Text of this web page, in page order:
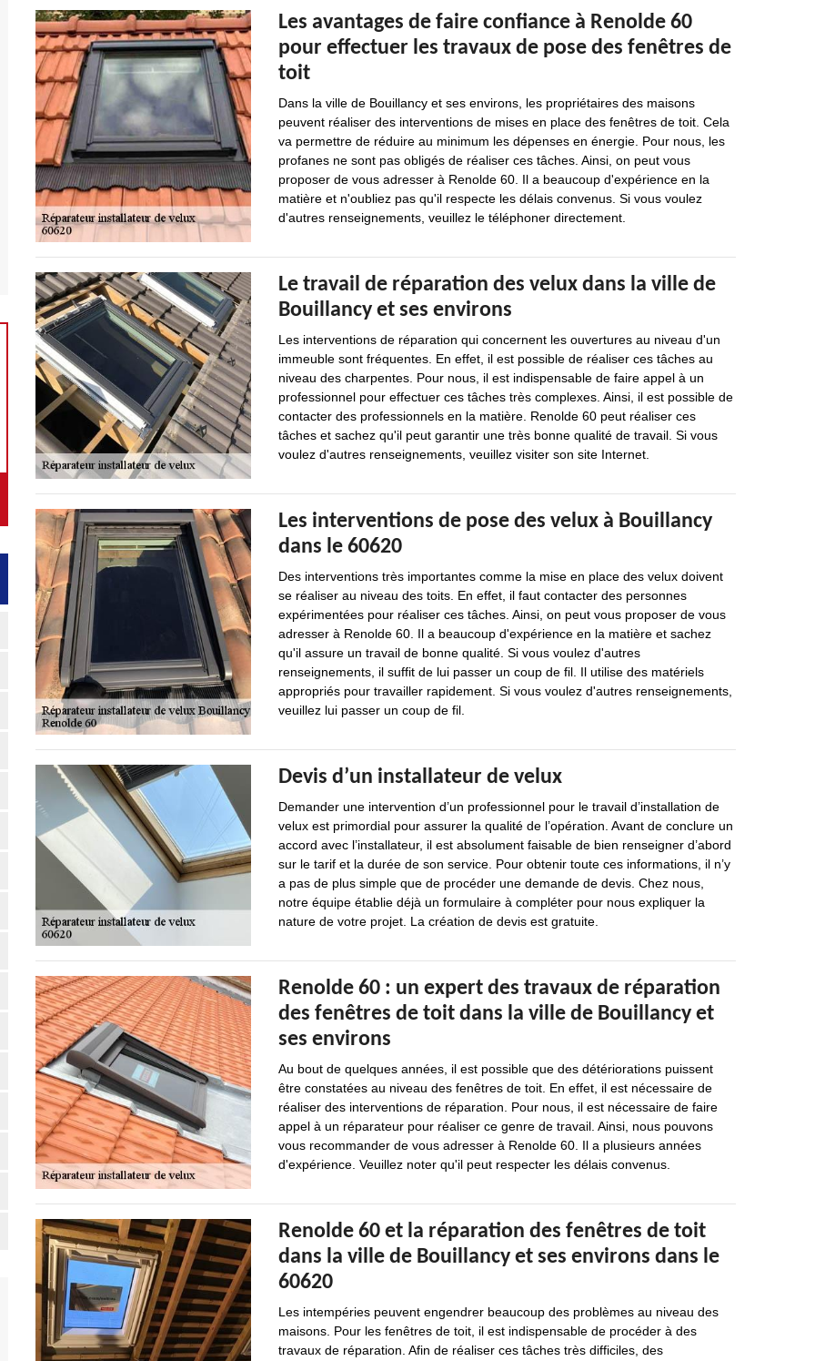
Les avantages de faire confiance à Renolde 60
pour effectuer les travaux de pose des fenêtres de
toit
Dans la ville de Bouillancy et ses environs, les propriétaires des maisons
peuvent réaliser des interventions de mises en place des fenêtres de toit. Cela
va permettre de réduire au minimum les dépenses en énergie. Pour nous, les
profanes ne sont pas obligés de réaliser ces tâches. Ainsi, on peut vous
proposer de vous adresser à Renolde 60. Il a beaucoup d'expérience en la
matière et n'oubliez pas qu'il respecte les délais convenus. Si vous voulez
d'autres renseignements, veuillez le téléphoner directement.
Le travail de réparation des velux dans la ville de
Bouillancy et ses environs
Les interventions de réparation qui concernent les ouvertures au niveau d'un
immeuble sont fréquentes. En effet, il est possible de réaliser ces tâches au
niveau des charpentes. Pour nous, il est indispensable de faire appel à un
professionnel pour effectuer ces tâches très complexes. Ainsi, il est possible de
contacter des professionnels en la matière. Renolde 60 peut réaliser ces
tâches et sachez qu'il peut garantir une très bonne qualité de travail. Si vous
voulez d'autres renseignements, veuillez visiter son site Internet.
Les interventions de pose des velux à Bouillancy
dans le 60620
Des interventions très importantes comme la mise en place des velux doivent
se réaliser au niveau des toits. En effet, il faut contacter des personnes
expérimentées pour réaliser ces tâches. Ainsi, on peut vous proposer de vous
adresser à Renolde 60. Il a beaucoup d'expérience en la matière et sachez
qu'il assure un travail de bonne qualité. Si vous voulez d'autres
renseignements, il suffit de lui passer un coup de fil. Il utilise des matériels
appropriés pour travailler rapidement. Si vous voulez d'autres renseignements,
veuillez lui passer un coup de fil.
Devis d’un installateur de velux
Demander une intervention d’un professionnel pour le travail d’installation de
velux est primordial pour assurer la qualité de l’opération. Avant de conclure un
accord avec l’installateur, il est absolument faisable de bien renseigner d’abord
sur le tarif et la durée de son service. Pour obtenir toute ces informations, il n’y
a pas de plus simple que de procéder une demande de devis. Chez nous,
notre équipe établie déjà un formulaire à compléter pour nous expliquer la
nature de votre projet. La création de devis est gratuite.
Renolde 60 : un expert des travaux de réparation
des fenêtres de toit dans la ville de Bouillancy et
ses environs
Au bout de quelques années, il est possible que des détériorations puissent
être constatées au niveau des fenêtres de toit. En effet, il est nécessaire de
réaliser des interventions de réparation. Pour nous, il est nécessaire de faire
appel à un réparateur pour réaliser ce genre de travail. Ainsi, nous pouvons
vous recommander de vous adresser à Renolde 60. Il a plusieurs années
d'expérience. Veuillez noter qu'il peut respecter les délais convenus.
Renolde 60 et la réparation des fenêtres de toit
dans la ville de Bouillancy et ses environs dans le
60620
Les intempéries peuvent engendrer beaucoup des problèmes au niveau des
maisons. Pour les fenêtres de toit, il est indispensable de procéder à des
travaux de réparation. Afin de réaliser ces tâches très difficiles, des